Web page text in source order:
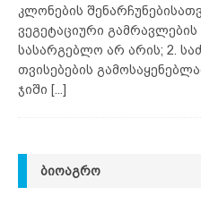
კლონების
ვეგეტაციური გამრავლების
სასარგებლო არ არის; 2.
თვისებების
ჯიში [...]
ᲑᲘᲝᲐᲒᲠᲝ